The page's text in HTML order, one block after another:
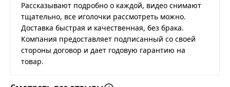
Рассказывают подробно о каждой, видео снимают
тщательно, все иголочки рассмотреть можно.
Доставка быстрая и качественная, без брака.
Компания предоставляет подписанный со своей
стороны договор и дает годовую гарантию на
товар.